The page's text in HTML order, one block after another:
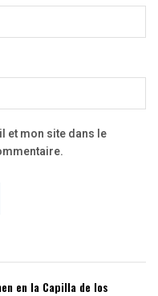
et mon site dans le
en la Capilla de los